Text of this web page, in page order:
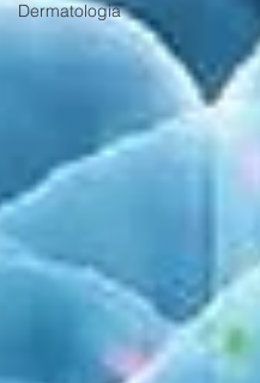
Dermatologia